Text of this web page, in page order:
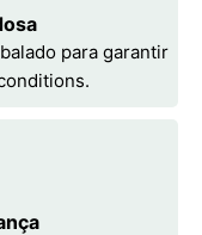
para garantir